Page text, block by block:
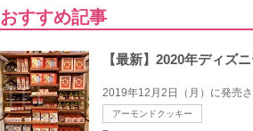
おすすめ記事
【最新】2020年ディズ
2019年12月2日（月）に発売
アーモンドクッキー